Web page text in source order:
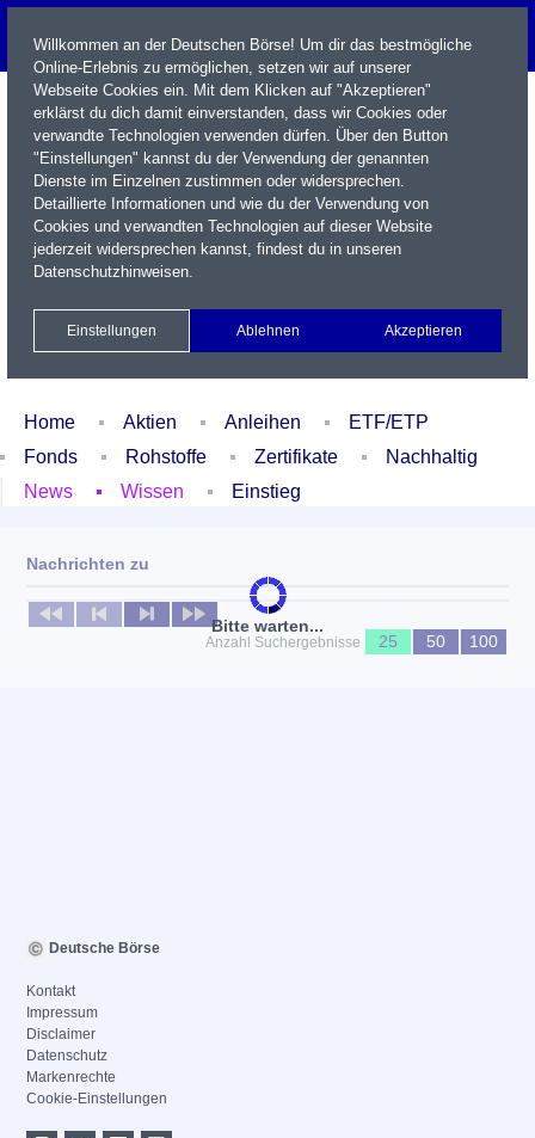
Name / WKN / ISIN / Kürzel
Xetra Realtime
Watchlist Portfolio Login
Home Aktien Anleihen
ETF/ETP
Fonds
Rohstoffe Zertifikate
Nachhaltig
News
Wissen Einstieg
Bitte warten...
Nachrichten zu
Keine News verfügbar
Anzahl Suchergebnisse
25 50 100
Willkommen an der Deutschen Börse! Um dir das bestmögliche
Online-Erlebnis zu ermöglichen, setzen wir auf unserer
Webseite Cookies ein. Mit dem Klicken auf "Akzeptieren"
erklärst du dich damit einverstanden, dass wir Cookies oder
verwandte Technologien verwenden dürfen. Über den Button
"Einstellungen" kannst du der Verwendung der genannten
Dienste im Einzelnen zustimmen oder widersprechen.
Detaillierte Informationen und wie du der Verwendung von
Cookies und verwandten Technologien auf dieser Website
jederzeit widersprechen kannst, findest du in unseren
Datenschutzhinweisen.
Einstellungen Ablehnen Akzeptieren
Deutsche Börse
Kontakt
Impressum
Disclaimer
Datenschutz
Markenrechte
Cookie-Einstellungen